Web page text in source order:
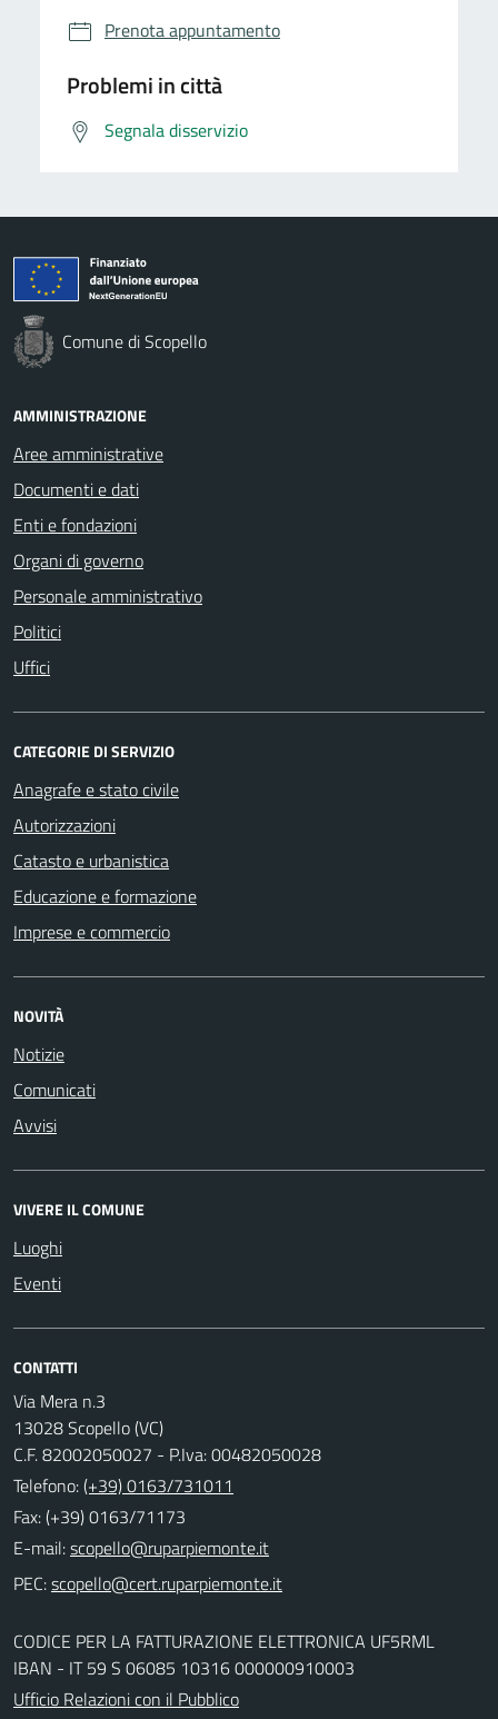
Prenota appuntamento
Problemi in città
Segnala disservizio
Comune di Scopello
AMMINISTRAZIONE
Aree amministrative
Documenti e dati
Enti e fondazioni
Organi di governo
Personale amministrativo
Politici
Uffici
CATEGORIE DI SERVIZIO
Anagrafe e stato civile
Autorizzazioni
Catasto e urbanistica
Educazione e formazione
Imprese e commercio
NOVITÀ
Notizie
Comunicati
Avvisi
VIVERE IL COMUNE
Luoghi
Eventi
CONTATTI
Via Mera n.3
13028 Scopello (VC)
C.F. 82002050027 - P.Iva: 00482050028
Telefono:(+39) 0163/731011
Fax: (+39) 0163/71173
E-mail:
PEC:
CODICE PER LA FATTURAZIONE ELETTRONICA UF5RML
IBAN - IT 59 S 06085 10316 000000910003
Ufficio Relazioni con il Pubblico